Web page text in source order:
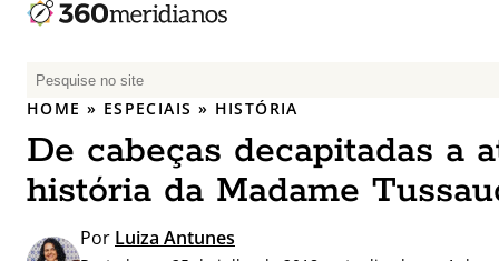
P
e
q
u
i
HOME » ESPECIAIS » HISTÓRIA
De cabeças decapitadas a
história da Madame
Por Luiza Antunes